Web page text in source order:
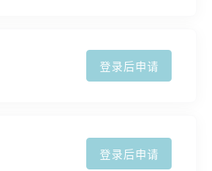
登录后申请
登录后申请